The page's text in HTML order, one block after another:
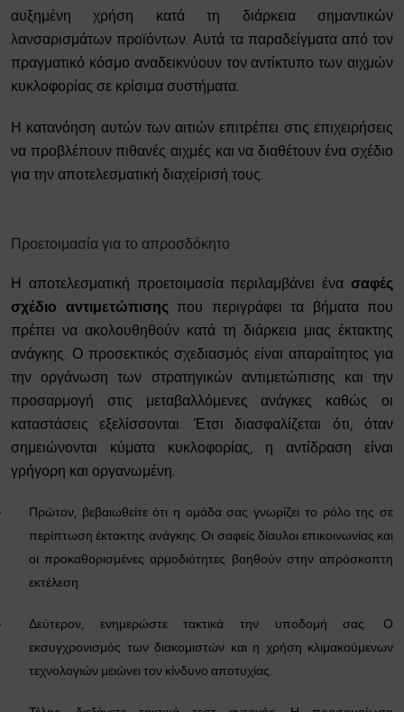
αυξημένη χρήση κατά τη διάρκεια σημαντικών
λανσαρισμάτων προϊόντων. Αυτά τα παραδείγματα από τον
πραγματικό κόσμο αναδεικνύουν τον αντίκτυπο των αιχμών
κυκλοφορίας σε κρίσιμα συστήματα.
Η κατανόηση αυτών των αιτιών επιτρέπει στις επιχειρήσεις
να προβλέπουν πιθανές αιχμές και να διαθέτουν ένα σχέδιο
για την αποτελεσματική διαχείρισή τους.
Προετοιμασία για το απροσδόκητο
Η αποτελεσματική προετοιμασία περιλαμβάνει ένα σαφές
σχέδιο αντιμετώπισης που περιγράφει τα βήματα που
πρέπει να ακολουθηθούν κατά τη διάρκεια μιας έκτακτης
ανάγκης. Ο προσεκτικός σχεδιασμός είναι απαραίτητος για
την οργάνωση των στρατηγικών αντιμετώπισης και την
προσαρμογή στις μεταβαλλόμενες ανάγκες καθώς οι
καταστάσεις εξελίσσονται. Έτσι διασφαλίζεται ότι, όταν
σημειώνονται κύματα κυκλοφορίας, η αντίδραση είναι
γρήγορη και οργανωμένη.
Πρώτον, βεβαιωθείτε ότι η ομάδα σας γνωρίζει το ρόλο της σε
περίπτωση έκτακτης ανάγκης. Οι σαφείς δίαυλοι επικοινωνίας και
οι προκαθορισμένες αρμοδιότητες βοηθούν στην απρόσκοπτη
εκτέλεση.
Δεύτερον, ενημερώστε τακτικά την υποδομή σας. Ο
εκσυγχρονισμός των διακομιστών και η χρήση κλιμακούμενων
τεχνολογιών μειώνει τον κίνδυνο αποτυχίας.